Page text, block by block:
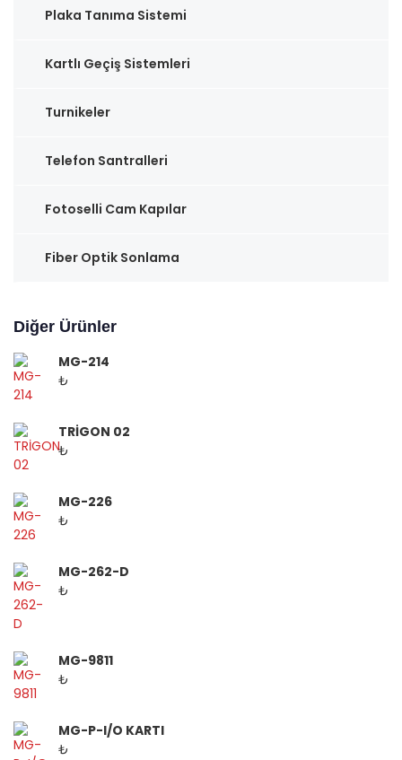
Plaka Tanıma Sistemi
Kartlı Geçiş Sistemleri
Turnikeler
Telefon Santralleri
Fotoselli Cam Kapılar
Fiber Optik Sonlama
Diğer Ürünler
MG-214
₺
TRİGON 02
₺
MG-226
₺
MG-262-D
₺
MG-9811
₺
MG-P-I/O KARTI
₺